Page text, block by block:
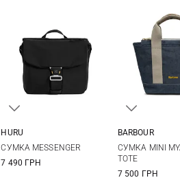
HURU
СУМКА MESSENGER
7 490 ГРН
BARBOUR
СУМКА MINI
TOTE
7 500 ГРН